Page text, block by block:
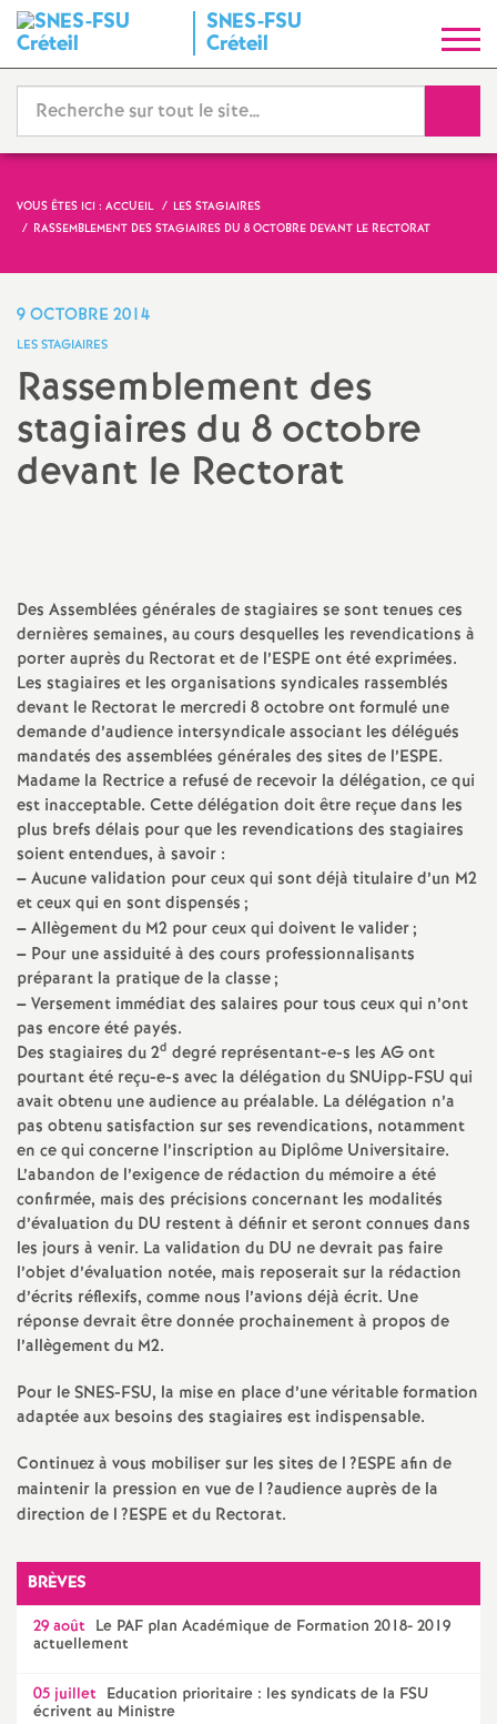
SNES-FSU
Créteil
y
n
d
i
a
t
t
i
o
n
a
l
d
e
s
E
n
s
e
i
g
n
e
m
e
n
VOUS ÊTES ICI : ACCUEIL
LES STAGIAIRES
RASSEMBLEMENT DES STAGIAIRES DU 8 OCTOBRE DEVANT LE RECTORAT
9 OCTOBRE 2014
LES STAGIAIRES
Rassemblement des
stagiaires du 8 octobre
devant le Rectorat
Des Assemblées générales de stagiaires se sont tenues ces
dernières semaines, au cours desquelles les revendications à
porter auprès du Rectorat et de l’ESPE ont été exprimées.
Les stagiaires et les organisations syndicales rassemblés
devant le Rectorat le mercredi 8 octobre ont formulé une
demande d’audience intersyndicale associant les délégués
mandatés des assemblées générales des sites de l’ESPE.
Madame la Rectrice a refusé de recevoir la délégation, ce qui
est inacceptable. Cette délégation doit être reçue dans les
plus brefs délais pour que les revendications des stagiaires
soient entendues, à savoir :
–Aucune validation pour ceux qui sont déjà titulaire d’un M2
et ceux qui en sont dispensés;
–Allègement du M2 pour ceux qui doivent le valider;
– Pour une assiduité à des cours professionnalisants
préparant la pratique de la classe;
–Versement immédiat des salaires pour tous ceux qui n’ont
pas encore été payés.
Des stagiaires du 2d degré représentant-e-s les AGont
pourtant été reçu-e-s avec la délégation du SNUipp-FSU qui
avait obtenu une audience au préalable. La délégation n’a
pas obtenu satisfaction sur ses revendications, notamment
en ce qui concerne l’inscription au Diplôme Universitaire.
L’abandon de l’exigence de rédaction du mémoire a été
confirmée, mais des précisions concernant les modalités
d’évaluation du DU restent à définir et seront connues dans
les jours à venir. La validation du DU ne devrait pas faire
l’objet d’évaluation notée, mais reposerait sur la rédaction
d’écrits réflexifs, comme nous l’avions déjà écrit. Une
réponse devrait être donnée prochainement à propos de
l’allègement du M2.
Pour leSNES-FSU, la mise en place d’une véritable formation
adaptée aux besoins des stagiaires est indispensable.
Continuez à vous mobiliser sur les sites de l?ESPE afin de
maintenir la pression en vue de l?audience auprès de la
direction de l?ESPE et du Rectorat.
BRÈVES
29 août Le PAF plan Académique de Formation 2018- 2019
actuellement
05 juillet Education prioritaire : les syndicats de la FSU
écrivent au Ministre